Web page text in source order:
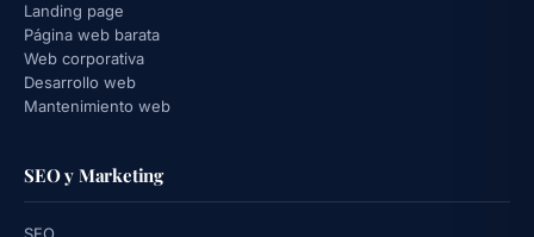
Landing page
Página web barata
Web corporativa
Desarrollo web
Mantenimiento web
SEO y Marketing